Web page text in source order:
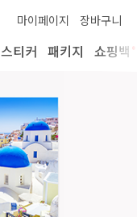
마이페이지 장바구니
스티커 패키지 쇼핑백•